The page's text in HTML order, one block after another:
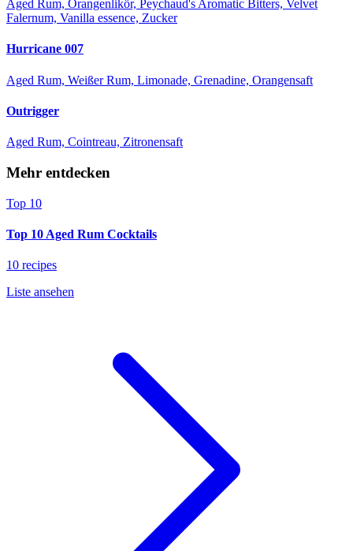
Aged Rum, Orangenlikör, Peychaud's Aromatic Bitters, Velvet
Falernum, Vanilla essence, Zucker
Hurricane 007
Aged Rum, Weißer Rum, Limonade, Grenadine, Orangensaft
Outrigger
Aged Rum, Cointreau, Zitronensaft
Mehr entdecken
Top 10
Top 10 Aged Rum Cocktails
10 recipes
Liste ansehen